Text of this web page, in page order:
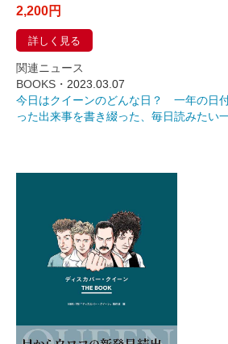
2,200円
詳しく見る
関連ニュース
BOOKS・ 2023.03.07
今日はクイーンのどんな日？ 一年の日
った出来事を書き綴った、毎日読みたい